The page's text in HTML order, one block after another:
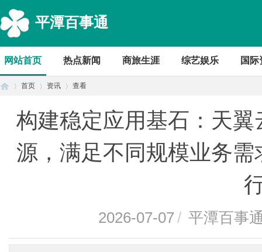
平潭百事通
网站首页 热点新闻 商旅生涯 综艺娱乐 国际
首页 资讯 查看
构建稳定应用基石：天
源，满足不同规模业务
2026-07-07 / 平潭百事